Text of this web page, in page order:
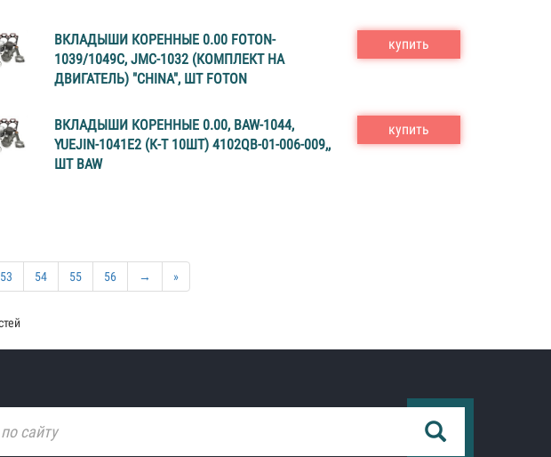
ВКЛАДЫШИ КОРЕННЫЕ 0.00 FOTON-
1039/1049С, JMC-1032 (КОМПЛЕКТ НА
ДВИГАТЕЛЬ) "CHINA", ШТ FOTON
купить
ВКЛАДЫШИ КОРЕННЫЕ 0.00, BAW-1044,
YUEJIN-1041E2 (К-Т 10ШТ) 4102QB-01-006-009,,
ШТ BAW
купить
53 54 55 56 → »